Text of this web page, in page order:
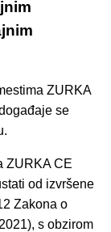
ZURKA
se
ZURKA CE
od izvršene
Zakona o
s obzirom